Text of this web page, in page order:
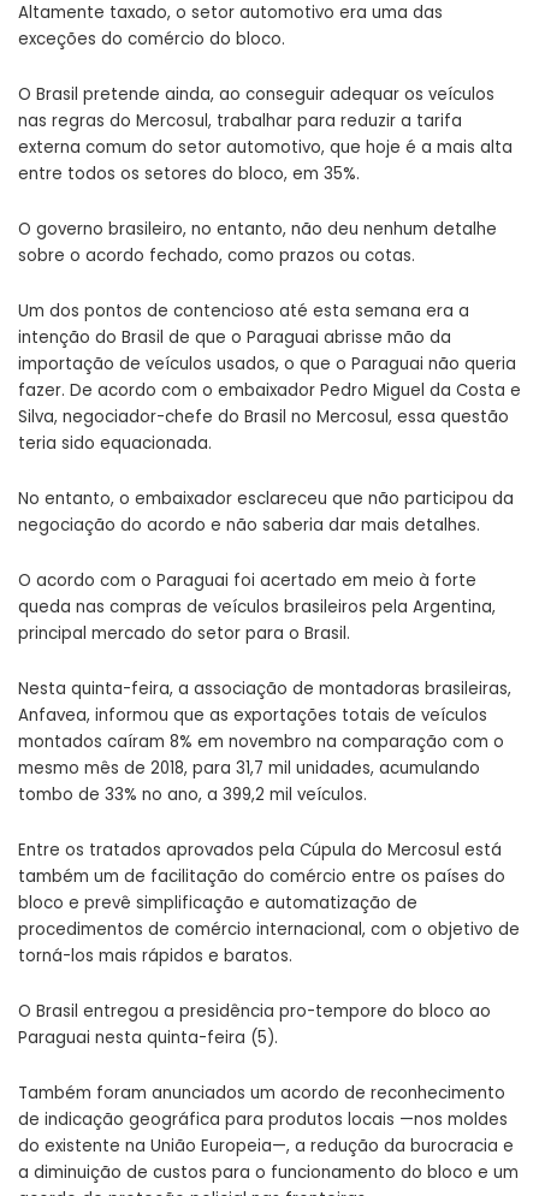
Altamente taxado, o setor automotivo era uma das
exceções do comércio do bloco.
O Brasil pretende ainda, ao conseguir adequar os veículos
nas regras do Mercosul, trabalhar para reduzir a tarifa
externa comum do setor automotivo, que hoje é a mais alta
entre todos os setores do bloco, em 35%.
O governo brasileiro, no entanto, não deu nenhum detalhe
sobre o acordo fechado, como prazos ou cotas.
Um dos pontos de contencioso até esta semana era a
intenção do Brasil de que o Paraguai abrisse mão da
importação de veículos usados, o que o Paraguai não queria
fazer. De acordo com o embaixador Pedro Miguel da Costa e
Silva, negociador-chefe do Brasil no Mercosul, essa questão
teria sido equacionada.
No entanto, o embaixador esclareceu que não participou da
negociação do acordo e não saberia dar mais detalhes.
O acordo com o Paraguai foi acertado em meio à forte
queda nas compras de veículos brasileiros pela Argentina,
principal mercado do setor para o Brasil.
Nesta quinta-feira, a associação de montadoras brasileiras,
Anfavea, informou que as exportações totais de veículos
montados caíram 8% em novembro na comparação com o
mesmo mês de 2018, para 31,7 mil unidades, acumulando
tombo de 33% no ano, a 399,2 mil veículos.
Entre os tratados aprovados pela Cúpula do Mercosul está
também um de facilitação do comércio entre os países do
bloco e prevê simplificação e automatização de
procedimentos de comércio internacional, com o objetivo de
torná-los mais rápidos e baratos.
O Brasil entregou a presidência pro-tempore do bloco ao
Paraguai nesta quinta-feira (5).
Também foram anunciados um acordo de reconhecimento
de indicação geográfica para produtos locais —nos moldes
do existente na União Europeia—, a redução da burocracia e
a diminuição de custos para o funcionamento do bloco e um